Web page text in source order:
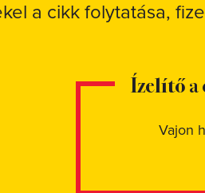
a cikk folytatása,
Ízelítő
Vajon